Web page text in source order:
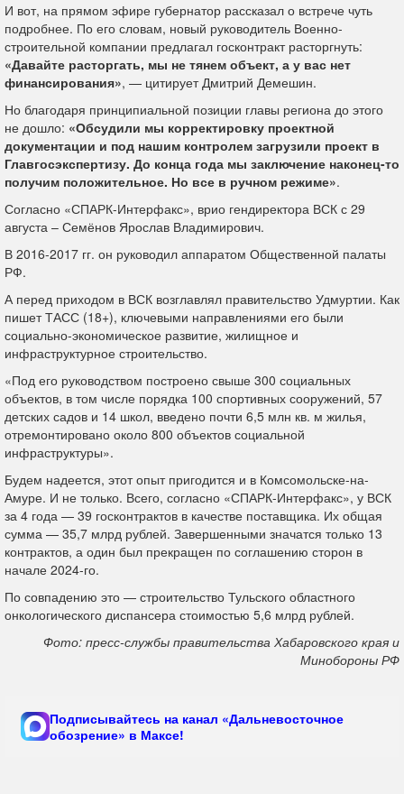
И вот, на прямом эфире губернатор рассказал о встрече чуть
подробнее. По его словам, новый руководитель Военно-
строительной компании предлагал госконтракт расторгнуть:
«Давайте расторгать, мы не тянем объект, а у вас нет
финансирования», — цитирует Дмитрий Демешин.
Но благодаря принципиальной позиции главы региона до этого
не дошло: «Обсудили мы корректировку проектной
документации и под нашим контролем загрузили проект в
Главгосэкспертизу. До конца года мы заключение наконец-то
получим положительное. Но все в ручном режиме».
Согласно «СПАРК-Интерфакс», врио гендиректора ВСК с 29
августа – Семёнов Ярослав Владимирович.
В 2016-2017 гг. он руководил аппаратом Общественной палаты
РФ.
А перед приходом в ВСК возглавлял правительство Удмуртии. Как
пишет ТАСС (18+), ключевыми направлениями его были
социально-экономическое развитие, жилищное и
инфраструктурное строительство.
«Под его руководством построено свыше 300 социальных
объектов, в том числе порядка 100 спортивных сооружений, 57
детских садов и 14 школ, введено почти 6,5 млн кв. м жилья,
отремонтировано около 800 объектов социальной
инфраструктуры».
Будем надеется, этот опыт пригодится и в Комсомольске-на-
Амуре. И не только. Всего, согласно «СПАРК-Интерфакс», у ВСК
за 4 года — 39 госконтрактов в качестве поставщика. Их общая
сумма — 35,7 млрд рублей. Завершенными значатся только 13
контрактов, а один был прекращен по соглашению сторон в
начале 2024-го.
По совпадению это — строительство Тульского областного
онкологического диспансера стоимостью 5,6 млрд рублей.
Фото: пресс-службы правительства Хабаровского края и
Минобороны РФ
Подписывайтесь на канал «Дальневосточное
обозрение» в Максе!